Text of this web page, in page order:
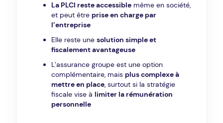
La PLCI reste accessible même en société,
et peut être prise en charge par
l’entreprise
Elle reste unesolution simple et
fiscalement avantageuse
L’assurance groupe est une option
complémentaire, mais plus complexe à
mettre en place, surtout si la stratégie
fiscale vise à limiter la rémunération
personnelle